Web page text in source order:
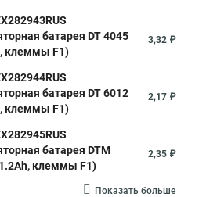
батарея DT 4045
клеммы F1)
3,32 ₽
батарея DT 6012
клеммы F1)
2,17 ₽
батарея DTM
клеммы F1)
2,35 ₽
Показать больше